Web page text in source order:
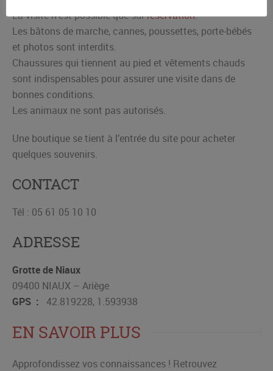
La visite n’est possible que surréservation.
Les bâtons de marche, cannes, poussettes, porte-bébés
et photos sont interdits.
Chaussures qui tiennent au pied et vêtements chauds
sont indispensables pour assurer une visite dans de
bonnes conditions.
Les animaux ne sont pas autorisés.
Une boutique se tient à l’entrée du site pour acheter
quelques souvenirs.
CONTACT
Tél : 05 61 05 10 10
ADRESSE
Grotte de Niaux
09400 NIAUX – Ariège
GPS : 42.819228, 1.593938
EN SAVOIR PLUS
Approfondissez vos connaissances ! Retrouvez